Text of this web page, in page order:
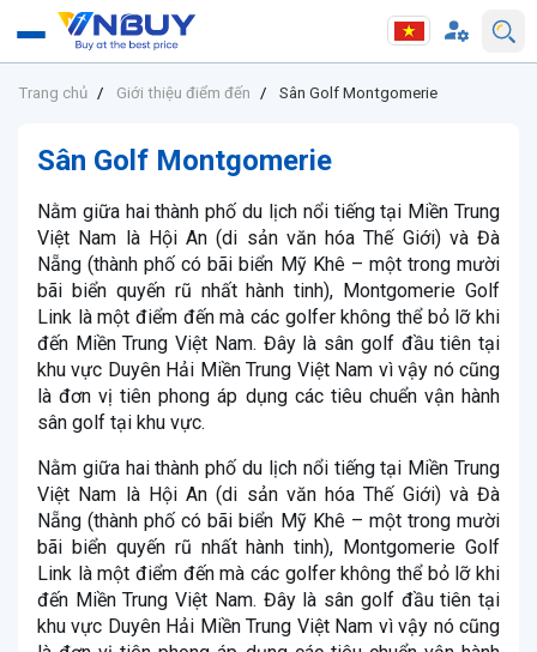
Trang chủ Giới thiệu điểm đến Sân Golf Montgomerie
Sân Golf Montgomerie
Nằm giữa hai thành phố du lịch nổi tiếng tại Miền Trung
Việt Nam là Hội An (di sản văn hóa Thế Giới) và Đà
Nẵng (thành phố có bãi biển Mỹ Khê – một trong mười
bãi biển quyến rũ nhất hành tinh), Montgomerie Golf
Link là một điểm đến mà các golfer không thể bỏ lỡ khi
đến Miền Trung Việt Nam. Đây là sân golf đầu tiên tại
khu vực Duyên Hải Miền Trung Việt Nam vì vậy nó cũng
là đơn vị tiên phong áp dụng các tiêu chuển vận hành
sân golf tại khu vực.
Nằm giữa hai thành phố du lịch nổi tiếng tại Miền Trung
Việt Nam là Hội An (di sản văn hóa Thế Giới) và Đà
Nẵng (thành phố có bãi biển Mỹ Khê – một trong mười
bãi biển quyến rũ nhất hành tinh), Montgomerie Golf
Link là một điểm đến mà các golfer không thể bỏ lỡ khi
đến Miền Trung Việt Nam. Đây là sân golf đầu tiên tại
khu vực Duyên Hải Miền Trung Việt Nam vì vậy nó cũng